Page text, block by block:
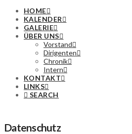
HOME
KALENDER
GALERIE
ÜBER UNS
Vorstand
Dirigenten
Chronik
Intern
KONTAKT
LINKS
SEARCH
Datenschutz